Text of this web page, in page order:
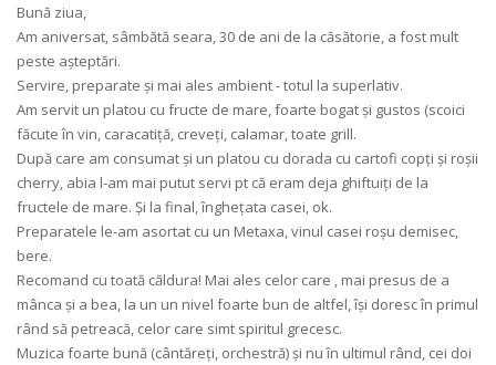
Bună ziua,
Am aniversat, sâmbătă seara, 30 de ani de la căsătorie, a fost mult
peste așteptări.
Servire, preparate și mai ales ambient - totul la superlativ.
Am servit un platou cu fructe de mare, foarte bogat și gustos (scoici
făcute în vin, caracatiță, creveți, calamar, toate grill.
După care am consumat și un platou cu dorada cu cartofi copți și roșii
cherry, abia l-am mai putut servi pt că eram deja ghiftuiți de la
fructele de mare. Și la final, înghețata casei, ok.
Preparatele le-am asortat cu un Metaxa, vinul casei roșu demisec,
bere.
Recomand cu toată căldura! Mai ales celor care , mai presus de a
mânca și a bea, la un un nivel foarte bun de altfel, își doresc în primul
rând să petreacă, celor care simt spiritul grecesc.
Muzica foarte bună (cântăreți, orchestră) și nu în ultimul rând, cei doi